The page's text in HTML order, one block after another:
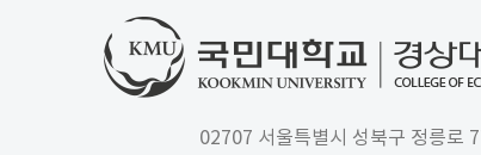
02707 서울특별시 성북구 정릉로